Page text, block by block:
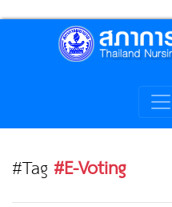
#Tag #E-Voting